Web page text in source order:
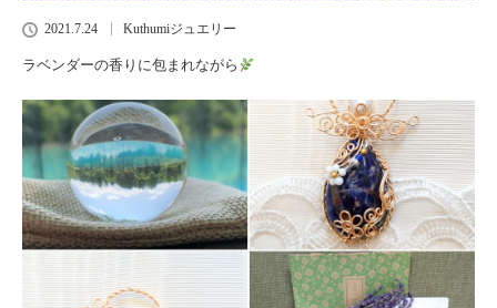
2021.7.24 Kuthumiジュエリー
ラベンダーの香りに包まれながら